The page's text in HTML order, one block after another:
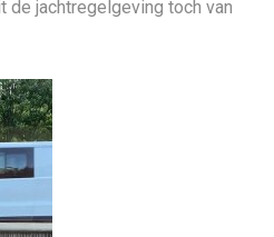
de jachtregelgeving toch van